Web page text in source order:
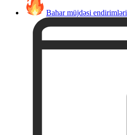
Bahar müjdəsi endirimləri